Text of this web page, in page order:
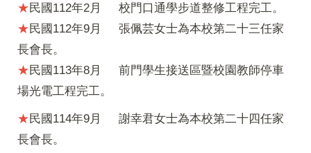
★民國112年2月 校門口通學步道整修工程完工。
★民國112年9月 張佩芸女士為本校第二十三任家
長會長。
★民國113年8月 前門學生接送區暨校園教師停車
場光電工程完工。
★民國114年9月 謝幸君女士為本校第二十四任家
長會長。